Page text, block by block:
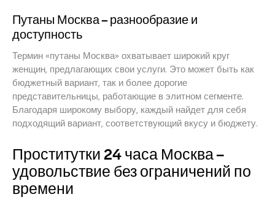
Путаны Москва – разнообразие и
доступность
Термин «путаны Москва» охватывает широкий круг
женщин, предлагающих свои услуги. Это может быть как
бюджетный вариант, так и более дорогие
представительницы, работающие в элитном сегменте.
Благодаря широкому выбору, каждый найдет для себя
подходящий вариант, соответствующий вкусу и бюджету.
Проститутки 24 часа Москва –
удовольствие без ограничений по
времени